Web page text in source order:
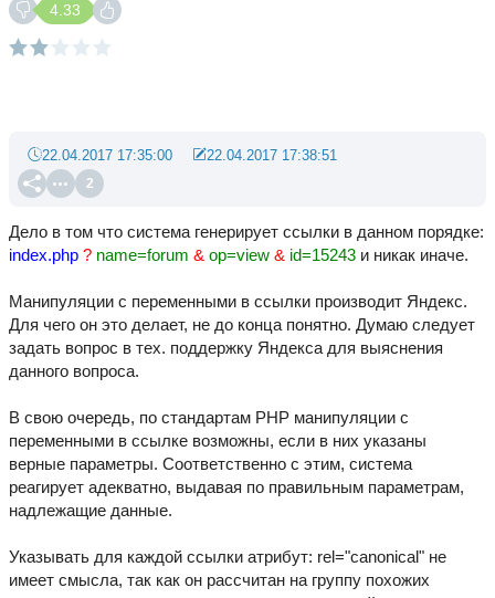
4.33
2
22.04.2017 17:35:00 22.04.2017 17:38:51
Дело в том что система генерирует ссылки в данном порядке:
index.php ? name=forum & op=view & id=15243 и никак иначе.
Манипуляции с переменными в ссылки производит Яндекс.
Для чего он это делает, не до конца понятно. Думаю следует
задать вопрос в тех. поддержку Яндекса для выяснения
данного вопроса.
В свою очередь, по стандартам PHP манипуляции с
переменными в ссылке возможны, если в них указаны
верные параметры. Соответственно с этим, система
реагирует адекватно, выдавая по правильным параметрам,
надлежащие данные.
Указывать для каждой ссылки атрибут: rel="canonical" не
имеет смысла, так как он рассчитан на группу похожих